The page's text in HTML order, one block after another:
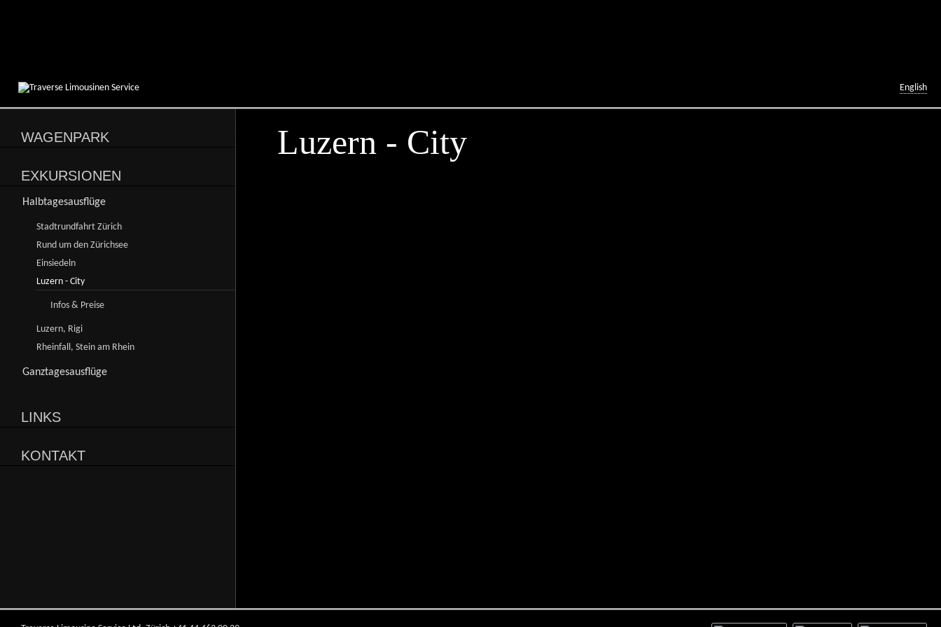
English
WAGENPARK
EXKURSIONEN
Halbtagesausflüge
Stadtrundfahrt Zürich
Rund um den Zürichsee
Einsiedeln
Luzern - City
Infos & Preise
Luzern, Rigi
Rheinfall, Stein am Rhein
Ganztagesausflüge
LINKS
KONTAKT
Luzern - City